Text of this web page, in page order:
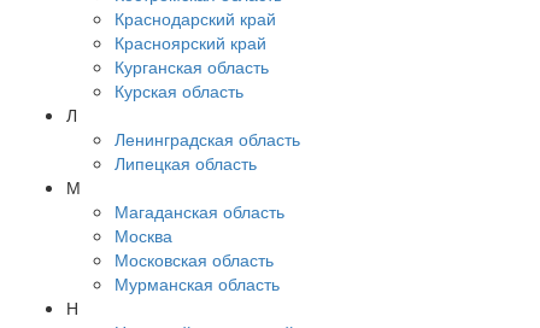
Краснодарский край
Красноярский край
Курганская область
Курская область
Л
Ленинградская область
Липецкая область
М
Магаданская область
Москва
Московская область
Мурманская область
Н